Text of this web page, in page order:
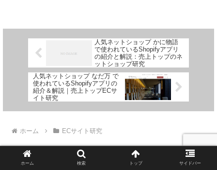
人気ネットショップ かに物語
で使われているShopifyアプリ
の紹介と解説：売上トップのネ
ットショップ研究
人気ネットショップ なだ万 で
使われているShopifyアプリの
紹介＆解説｜売上トップECサ
イト研究
ホーム ECサイト研究
ホーム 検索 トップ サイドバー